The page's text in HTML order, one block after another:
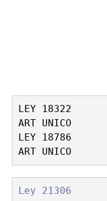
LEY 18322
ART UNICO
LEY 18786
ART UNICO
Ley 21306